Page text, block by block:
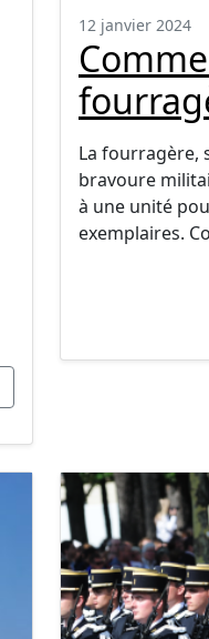
12 janvier 2024
La fourragère,
bravoure
à une unité
exemplaires.